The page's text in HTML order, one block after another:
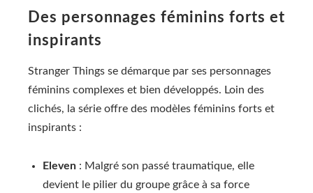
Des personnages féminins forts et
inspirants
Stranger Things se démarque par ses personnages
féminins complexes et bien développés. Loin des
clichés, la série offre des modèles féminins forts et
inspirants :
Eleven : Malgré son passé traumatique, elle
devient le pilier du groupe grâce à sa force